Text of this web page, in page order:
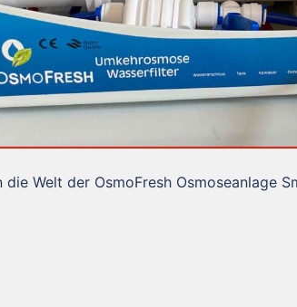
Welt der OsmoFresh Osmoseanlage